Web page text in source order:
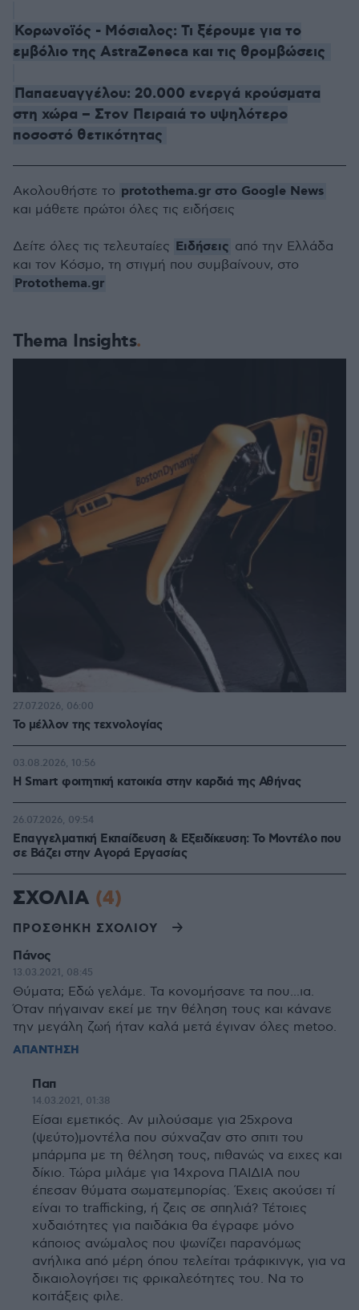
Κορωνοϊός - Μόσιαλος: Τι ξέρουμε για το
εμβόλιο της AstraZeneca και τις θρομβώσεις
Παπαευαγγέλου: 20.000 ενεργά κρούσματα
στη χώρα – Στον Πειραιά το υψηλότερο
ποσοστό θετικότητας
Thema Insights
Το μέλλον της τεχνολογίας
27.07.2026, 06:00
Η Smart φοιτητική κατοικία στην καρδιά της Αθήνας
03.08.2026, 10:56
Επαγγελματική Εκπαίδευση & Εξειδίκευση: Το Mοντέλο που
σε Bάζει στην Aγορά Eργασίας
26.07.2026, 09:54
Ακολουθήστε το protothema.gr στο Google News
και μάθετε πρώτοι όλες τις ειδήσεις
Δείτε όλες τις τελευταίες Ειδήσεις από την Ελλάδα
και τον Κόσμο, τη στιγμή που συμβαίνουν, στο
Protothema.gr
ΣΧΟΛΙΑ (4)
ΠΡΟΣΘΗΚΗ ΣΧΟΛΙΟΥ
Πάνος
13.03.2021, 08:45
Θύματα; Εδώ γελάμε. Τα κονομήσανε τα που...ια.
Όταν πήγαιναν εκεί με την θέληση τους και κάνανε
την μεγάλη ζωή ήταν καλά μετά έγιναν όλες metoo.
ΑΠΑΝΤΗΣΗ
Παπ
14.03.2021, 01:38
Είσαι εμετικός. Αν μιλούσαμε για 25χρονα
(ψεύτο)μοντέλα που σύχναζαν στο σπιτι του
μπάρμπα με τη θέληση τους, πιθανώς να ειχες και
δίκιο. Τώρα μιλάμε για 14χρονα ΠΑΙΔΙΑ που
έπεσαν θύματα σωματεμπορίας. Έχεις ακούσει τί
είναι το trafficking, ή ζεις σε σπηλιά? Τέτοιες
χυδαιότητες για παιδάκια θα έγραφε μόνο
κάποιος ανώμαλος που ψωνίζει παρανόμως
ανήλικα από μέρη όπου τελείται τράφικινγκ, για να
δικαιολογήσει τις φρικαλεότητες του. Να το
κοιτάξεις φιλε.